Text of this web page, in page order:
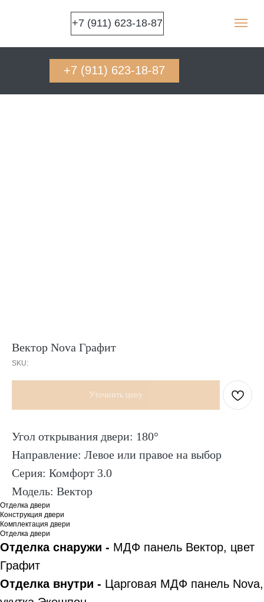
+7 (911) 623-18-87
+7 (911) 623-18-87
Вектор Nova Графит
SKU:
Уточнить цену
Угол открывания двери: 180°
Направление: Левое или правое на выбор
Серия: Комфорт 3.0
Модель: Вектор
Отделка двери
Конструкция двери
Комплектация двери
Отделка двери
Отделка снаружи - МДФ панель Вектор, цвет
Графит
Отделка внутри - Царговая МДФ панель Nova,